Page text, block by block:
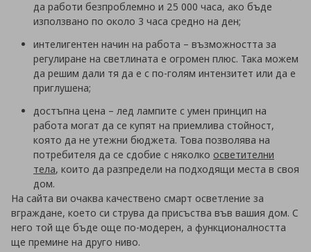
да работи безпроблемно и 25 000 часа, ако бъде
използвано по около 3 часа средно на ден;
интелигентен начин на работа – възможността за
регулиране на светлината е огромен плюс. Така можем
да решим дали тя да е с по-голям интензитет или да е
приглушена;
достъпна цена – лед лампите с умен принцип на
работа могат да се купят на приемлива стойност,
която да не утежни бюджета. Това позволява на
потребителя да се сдобие с няколко осветителни
тела, които да разпредели на подходящи места в своя
дом.
На сайта ви очаква качествено смарт осветление за
вграждане, което си струва да присъства във вашия дом. С
него той ще бъде още по-модерен, а функционалността
ще премине на друго ниво.